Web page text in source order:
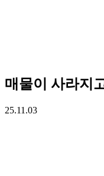
매물이 사라지
25.11.03